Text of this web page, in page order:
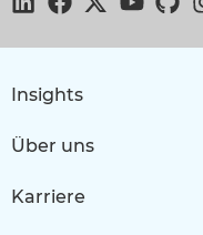
Insights
Über uns
Karriere